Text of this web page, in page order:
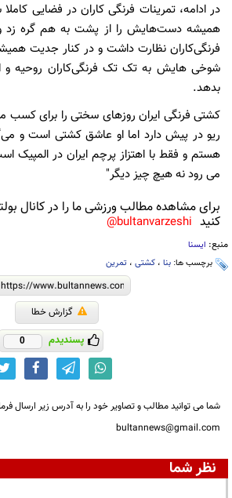
در ادامه، تمرینات فرنگی کاران در فضایی
همیشه دست‌هایش را از پشت به هم گره زد
فرنگی‌کاران نظارت داشت و در کنار جدیت
شوخی هایش به تک تک فرنگی‌کاران روحیه و
بدهد.
کشتی فرنگی ایران روزهای سختی را برای کسب
ریو در پیش دارد اما او عاشق کشتی است و
هستم و فقط با اهتزاز پرچم ایران در المپیک
می رود نه هیچ چیز دیگر"
برای مشاهده مطالب ورزشی ما را در کانال
کنید bultanvarzeshi@
منبع: ایسنا
برچسب ها: بنا ، کشتی ، تمرین
گزارش خطا
پسندیدم 0
شما می توانید مطالب و تصاویر خود را به آدرس زیر ارسال
bultannews@gmail.com
نظر شما